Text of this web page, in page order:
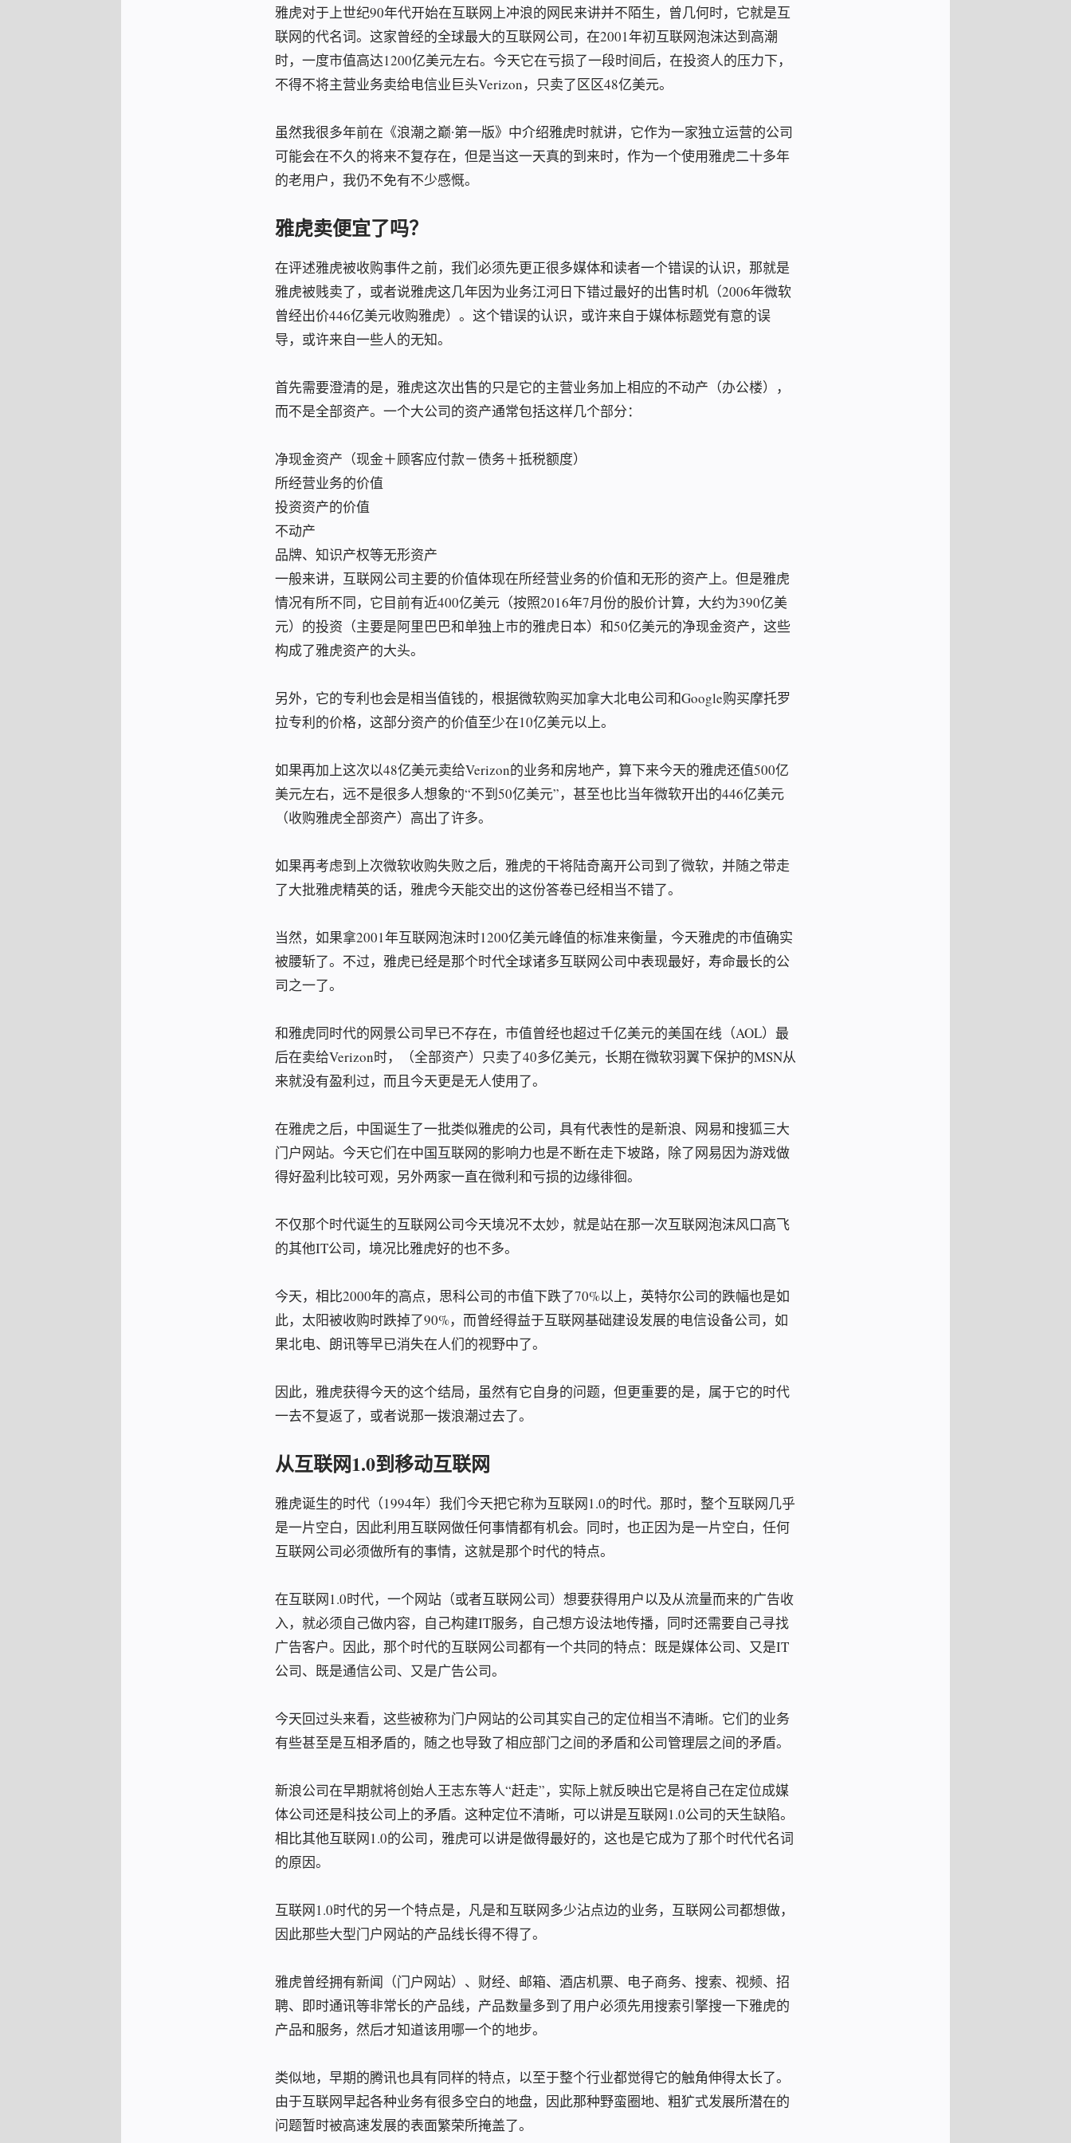
雅虎对于上世纪90年代开始在互联网上冲浪的网民来讲并不陌生，曾几何时，它就是互
联网的代名词。这家曾经的全球最大的互联网公司，在2001年初互联网泡沫达到高潮
时，一度市值高达1200亿美元左右。今天它在亏损了一段时间后，在投资人的压力下，
不得不将主营业务卖给电信业巨头Verizon，只卖了区区48亿美元。
虽然我很多年前在《浪潮之巅∙第一版》中介绍雅虎时就讲，它作为一家独立运营的公司
可能会在不久的将来不复存在，但是当这一天真的到来时，作为一个使用雅虎二十多年
的老用户，我仍不免有不少感慨。
雅虎卖便宜了吗？
在评述雅虎被收购事件之前，我们必须先更正很多媒体和读者一个错误的认识，那就是
雅虎被贱卖了，或者说雅虎这几年因为业务江河日下错过最好的出售时机（2006年微软
曾经出价446亿美元收购雅虎）。这个错误的认识，或许来自于媒体标题党有意的误
导，或许来自一些人的无知。
首先需要澄清的是，雅虎这次出售的只是它的主营业务加上相应的不动产（办公楼），
而不是全部资产。一个大公司的资产通常包括这样几个部分：
净现金资产（现金＋顾客应付款－债务＋抵税额度）
所经营业务的价值
投资资产的价值
不动产
品牌、知识产权等无形资产
一般来讲，互联网公司主要的价值体现在所经营业务的价值和无形的资产上。但是雅虎
情况有所不同，它目前有近400亿美元（按照2016年7月份的股价计算，大约为390亿美
元）的投资（主要是阿里巴巴和单独上市的雅虎日本）和50亿美元的净现金资产，这些
构成了雅虎资产的大头。
另外，它的专利也会是相当值钱的，根据微软购买加拿大北电公司和Google购买摩托罗
拉专利的价格，这部分资产的价值至少在10亿美元以上。
如果再加上这次以48亿美元卖给Verizon的业务和房地产，算下来今天的雅虎还值500亿
美元左右，远不是很多人想象的“不到50亿美元”，甚至也比当年微软开出的446亿美元
（收购雅虎全部资产）高出了许多。
如果再考虑到上次微软收购失败之后，雅虎的干将陆奇离开公司到了微软，并随之带走
了大批雅虎精英的话，雅虎今天能交出的这份答卷已经相当不错了。
当然，如果拿2001年互联网泡沫时1200亿美元峰值的标准来衡量，今天雅虎的市值确实
被腰斩了。不过，雅虎已经是那个时代全球诸多互联网公司中表现最好，寿命最长的公
司之一了。
和雅虎同时代的网景公司早已不存在，市值曾经也超过千亿美元的美国在线（AOL）最
后在卖给Verizon时，（全部资产）只卖了40多亿美元，长期在微软羽翼下保护的MSN从
来就没有盈利过，而且今天更是无人使用了。
在雅虎之后，中国诞生了一批类似雅虎的公司，具有代表性的是新浪、网易和搜狐三大
门户网站。今天它们在中国互联网的影响力也是不断在走下坡路，除了网易因为游戏做
得好盈利比较可观，另外两家一直在微利和亏损的边缘徘徊。
不仅那个时代诞生的互联网公司今天境况不太妙，就是站在那一次互联网泡沫风口高飞
的其他IT公司，境况比雅虎好的也不多。
今天，相比2000年的高点，思科公司的市值下跌了70%以上，英特尔公司的跌幅也是如
此，太阳被收购时跌掉了90%，而曾经得益于互联网基础建设发展的电信设备公司，如
果北电、朗讯等早已消失在人们的视野中了。
因此，雅虎获得今天的这个结局，虽然有它自身的问题，但更重要的是，属于它的时代
一去不复返了，或者说那一拨浪潮过去了。
从互联网1.0到移动互联网
雅虎诞生的时代（1994年）我们今天把它称为互联网1.0的时代。那时，整个互联网几乎
是一片空白，因此利用互联网做任何事情都有机会。同时，也正因为是一片空白，任何
互联网公司必须做所有的事情，这就是那个时代的特点。
在互联网1.0时代，一个网站（或者互联网公司）想要获得用户以及从流量而来的广告收
入，就必须自己做内容，自己构建IT服务，自己想方设法地传播，同时还需要自己寻找
广告客户。因此，那个时代的互联网公司都有一个共同的特点：既是媒体公司、又是IT
公司、既是通信公司、又是广告公司。
今天回过头来看，这些被称为门户网站的公司其实自己的定位相当不清晰。它们的业务
有些甚至是互相矛盾的，随之也导致了相应部门之间的矛盾和公司管理层之间的矛盾。
新浪公司在早期就将创始人王志东等人“赶走”，实际上就反映出它是将自己在定位成媒
体公司还是科技公司上的矛盾。这种定位不清晰，可以讲是互联网1.0公司的天生缺陷。
相比其他互联网1.0的公司，雅虎可以讲是做得最好的，这也是它成为了那个时代代名词
的原因。
互联网1.0时代的另一个特点是，凡是和互联网多少沾点边的业务，互联网公司都想做，
因此那些大型门户网站的产品线长得不得了。
雅虎曾经拥有新闻（门户网站）、财经、邮箱、酒店机票、电子商务、搜索、视频、招
聘、即时通讯等非常长的产品线，产品数量多到了用户必须先用搜索引擎搜一下雅虎的
产品和服务，然后才知道该用哪一个的地步。
类似地，早期的腾讯也具有同样的特点，以至于整个行业都觉得它的触角伸得太长了。
由于互联网早起各种业务有很多空白的地盘，因此那种野蛮圈地、粗犷式发展所潜在的
问题暂时被高速发展的表面繁荣所掩盖了。